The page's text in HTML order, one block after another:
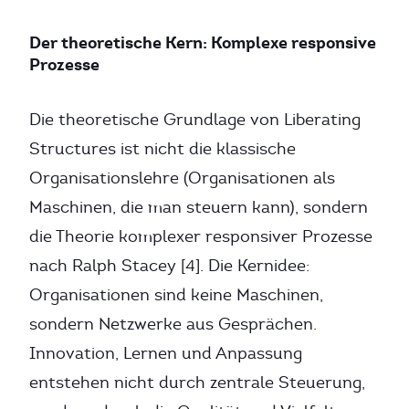
Der theoretische Kern: Komplexe responsive
Prozesse
Die theoretische Grundlage von Liberating
Structures ist nicht die klassische
Organisationslehre (Organisationen als
Maschinen, die man steuern kann), sondern
die Theorie komplexer responsiver Prozesse
nach Ralph Stacey [4]. Die Kernidee:
Organisationen sind keine Maschinen,
sondern Netzwerke aus Gesprächen.
Innovation, Lernen und Anpassung
entstehen nicht durch zentrale Steuerung,